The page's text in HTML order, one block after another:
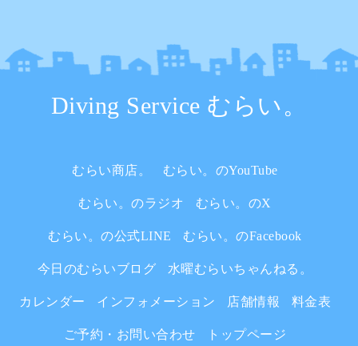
Diving Service むらい。
むらい商店。 むらい。のYouTube
むらい。のラジオ むらい。のX
むらい。の公式LINE むらい。のFacebook
今日のむらいブログ 水曜むらいちゃんねる。
カレンダー インフォメーション 店舗情報 料金表
ご予約・お問い合わせ トップページ